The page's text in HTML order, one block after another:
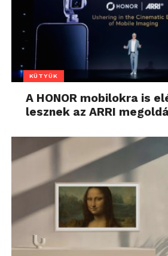
KÜTYÜK
A HONOR mobilokra is
lesznek az ARRI